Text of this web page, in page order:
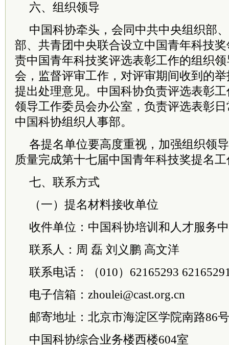
六、组织领导
中国科协牵头，会同中共中央组织部
部、共青团中央联合设立中国青年科技
责中国青年科技奖评选表彰工作的组织
会，监督评审工作，对评审期间收到的
提出处理意见。中国科协负责评选表彰
领导工作委员会办公室，负责评选表彰
中国科协组织人事部。
各提名单位要高度重视，加强组织领
质量完成第十七届中国青年科技奖提名
七、联系方式
（一）提名材料接收单位
收件单位：中国科协培训和人才服务
联系人：周 磊 刘义鹏 高文洋
联系电话：（010）62165293
电子信箱：zhoulei@cast.org.cn
邮寄地址：北京市海淀区学院南路86号
中国科协综合业务楼西楼604室